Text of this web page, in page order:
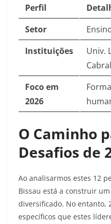
Perfil
Setor
Instituições
Univ.
Cabral
Foco em
2026
O Caminho
Desafios de
Ao analisarmos estes 12
Bissau está a construir
diversificado. No entanto,
específicos que estes